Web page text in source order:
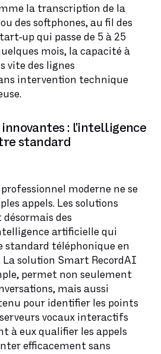
la transcription de la
ou des softphones, au fil des
up qui passe de 5 à 25
mois, la capacité à
vite des lignes
intervention technique
: l’intelligence
standard
moderne ne se
appels. Les solutions
des
artificielle qui
téléphonique en
solution Smart RecordAI
permet non seulement
mais aussi
pour identifier les points
vocaux interactifs
à eux qualifier les appels
efficacement sans